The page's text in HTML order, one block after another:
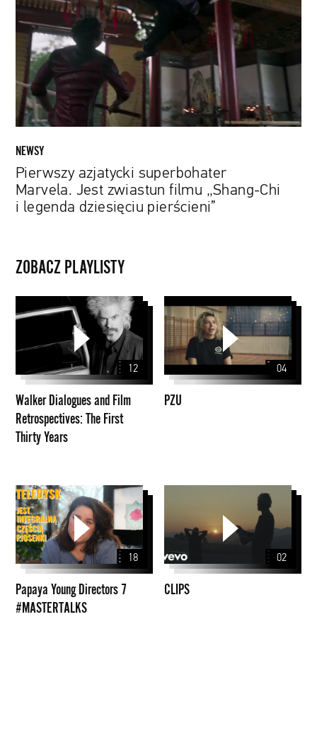
Marvela.
Jest
zwiastun
filmu
„Shang-
Chi
legenda
dziesięciu
NEWSY
Pierwszy azjatycki superbohater
Marvela. Jest zwiastun filmu „Shang-Chi
i legenda dziesięciu pierścieni”
ZOBACZ PLAYLISTY
Dialogues
Film
Retrospectives:
First
Thirty
Years
12
Walker Dialogues and Film
Retrospectives: The First
Thirty Years
PZU
04
PZU
Papaya
Young
Directors
7
#MASTERTALKS
18
Papaya Young Directors 7
#MASTERTALKS
02
CLIPS